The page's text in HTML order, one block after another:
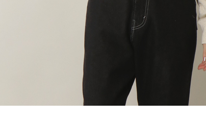
Champion クルースウェット（M～3L展開）
￥4,000（税込￥4,400）